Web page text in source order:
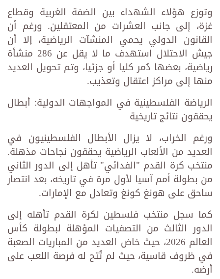
وتوزع هؤلاء الشهداء بين الضفة الغربية وقطاع
غزة، إلى جانب العشرات من المعتقلين. ورغم أن
القانون الدولي يحمي المنشآت الرياضية، إلا أن
جيش الاحتلال استهدف ما لا يقل عن 286 منشأة
رياضية، بعضها دُمر كليا أو جزئيا، وتم تحويل العديد
منها إلى مراكز اعتقال وتعذيب.
الرياضة الفلسطينية في المواجهات الدولية: أبطال
يحققون نتائج تاريخية
ورغم الخراب، لا يزال الأبطال الفلسطينيون في
العديد من الألعاب الرياضية يحققون نجاحات مذهلة.
منتخب كرة القدم "الفدائي" تأهل إلى الدور الثاني
من بطولة أمم آسيا لأول مرة في تاريخه، بعد انتصار
ساحق على هونغ كونغ وتعادل مع الإمارات.
كما سجل منتخب فلسطين لكرة القدم تأهله إلى
الدور الثالث من التصفيات المؤهلة لبطولة كأس
العالم 2026، حيث خاض العديد من المباريات الصعبة
في ظروف قاسية، حيث لم تُتح له فرصة اللعب على
أرضه.